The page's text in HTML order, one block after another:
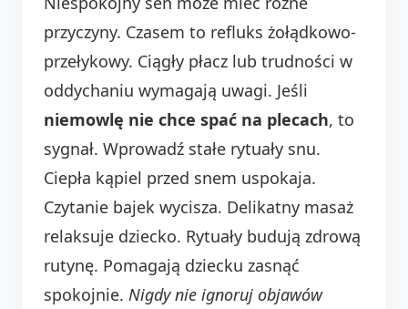
przyczyny. Czasem to refluks żołądkowo-
przełykowy. Ciągły płacz lub trudności w
oddychaniu wymagają uwagi. Jeśli
niemowlę nie chce spać na plecach, to
sygnał. Wprowadź stałe rytuały snu.
Ciepła kąpiel przed snem uspokaja.
Czytanie bajek wycisza. Delikatny masaż
relaksuje dziecko. Rytuały budują zdrową
rutynę. Pomagają dziecku zasnąć
spokojnie. Nigdy nie ignoruj objawów